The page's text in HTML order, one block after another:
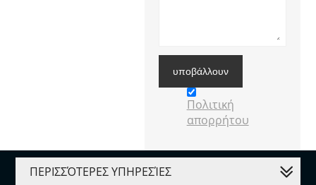
υποβάλλουν
Πολιτική
απορρήτου
ΠΕΡΙΣΣΌΤΕΡΕΣ ΥΠΗΡΕΣΊΕΣ